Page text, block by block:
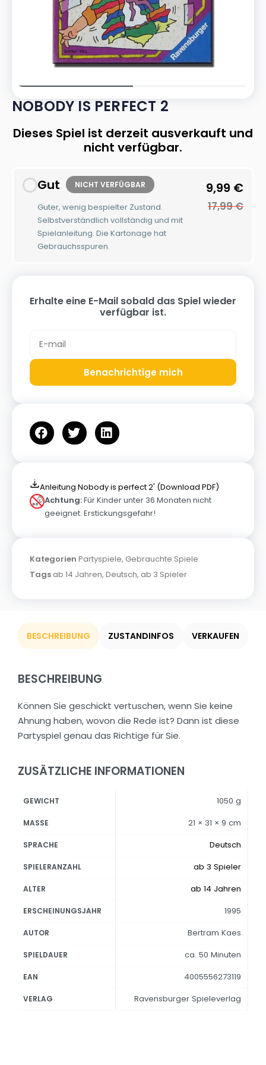
NOBODY IS PERFECT 2
Dieses Spiel ist derzeit ausverkauft und
nicht verfügbar.
Gut NICHT VERFÜGBAR
Guter, wenig bespielter Zustand.
Selbstverständlich vollständig und mit
Spielanleitung. Die Kartonage hat
Gebrauchsspuren.
9,99 €
17,99€
Erhalte eine E-Mail sobald das Spiel wieder
verfügbar ist.
Benachrichtige mich
Anleitung Nobody is perfect 2' (Download PDF)
Achtung:Für Kinder unter 36 Monaten nicht
geeignet. Erstickungsgefahr!
Kategorien Partyspiele, Gebrauchte Spiele
Tags ab 14 Jahren, Deutsch, ab 3 Spieler
BESCHREIBUNG ZUSTANDINFOS VERKAUFEN
BESCHREIBUNG
Können Sie geschickt vertuschen, wenn Sie keine
Ahnung haben, wovon die Rede ist? Dann ist diese
Partyspiel genau das Richtige für Sie.
ZUSÄTZLICHE INFORMATIONEN
GEWICHT 1050 g
MASSE 21 × 31 × 9 cm
SPRACHE Deutsch
SPIELERANZAHL ab 3 Spieler
ALTER ab 14 Jahren
ERSCHEINUNGSJAHR 1995
AUTOR Bertram Kaes
SPIELDAUER ca. 50 Minuten
EAN 4005556273119
VERLAG Ravensburger Spieleverlag